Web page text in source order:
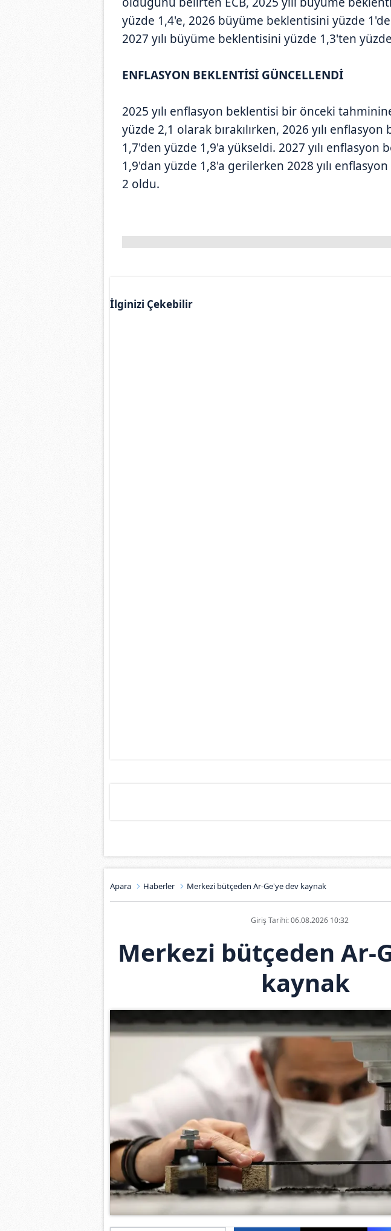
yüzde 1,4'e, 2026 büyüme beklentisini yüzde
2027 yılı büyüme beklentisini yüzde 1,3'ten
ENFLASYON BEKLENTİSİ GÜNCELLENDİ
2025 yılı enflasyon beklentisi bir önceki
yüzde 2,1 olarak bırakılırken, 2026 yılı
1,7'den yüzde 1,9'a yükseldi. 2027 yılı enflasyon
1,9'dan yüzde 1,8'a gerilerken 2028 yılı
2 oldu.
İlginizi Çekebilir
Apara Haberler Merkezi bütçeden Ar-Ge'ye dev kaynak
Giriş Tarihi: 06.08.2026 10:32
Merkezi bütçeden Ar-
kaynak